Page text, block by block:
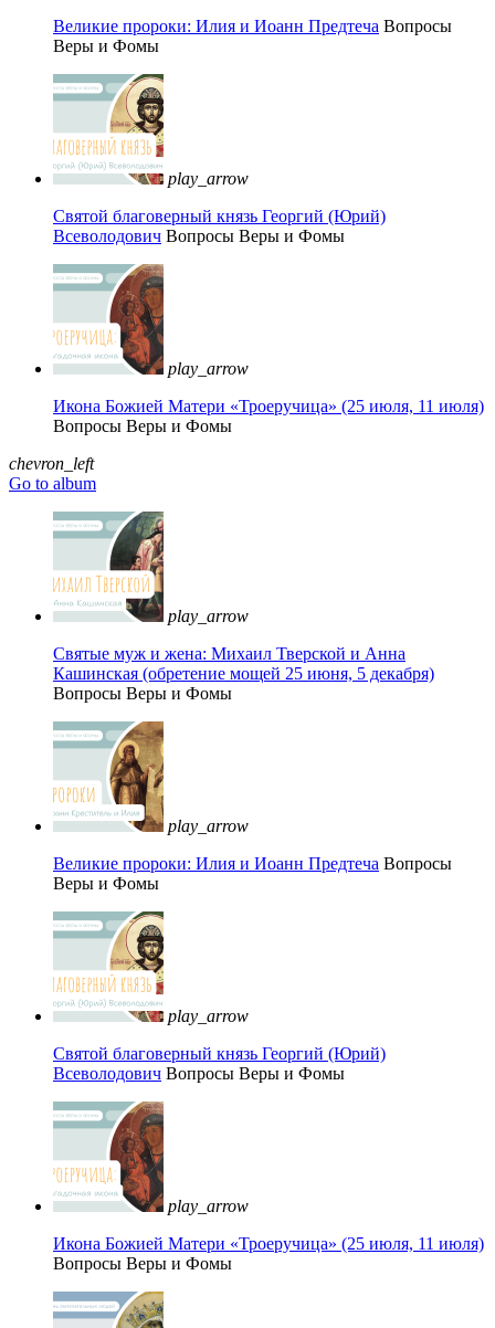
Великие пророки: Илия и Иоанн Предтеча Вопросы
Веры и Фомы
play_arrow
Святой благоверный князь Георгий (Юрий)
Всеволодович Вопросы Веры и Фомы
play_arrow
Икона Божией Матери «Троеручица» (25 июля, 11 июля)
Вопросы Веры и Фомы
chevron_left
Go to album
play_arrow
Святые муж и жена: Михаил Тверской и Анна
Кашинская (обретение мощей 25 июня, 5 декабря)
Вопросы Веры и Фомы
play_arrow
Великие пророки: Илия и Иоанн Предтеча Вопросы
Веры и Фомы
play_arrow
Святой благоверный князь Георгий (Юрий)
Всеволодович Вопросы Веры и Фомы
play_arrow
Икона Божией Матери «Троеручица» (25 июля, 11 июля)
Вопросы Веры и Фомы